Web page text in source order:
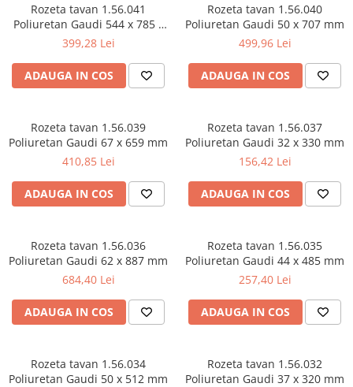
Cadru de arc
Fronton
Panouri pentru tavan
Cadre de ușă
Ornamente de colț
Accesorii profile decorative
Parchet
Rozeta tavan 1.56.041
Poliuretan Gaudi 544 x 785 x
48 mm
399,28 Lei
ADAUGA IN COS
Rozeta tavan 1.56.040
Poliuretan Gaudi 50 x 707 mm
499,96 Lei
ADAUGA IN COS
Rozeta tavan 1.56.039
Poliuretan Gaudi 67 x 659 mm
410,85 Lei
ADAUGA IN COS
Rozeta tavan 1.56.037
Poliuretan Gaudi 32 x 330 mm
156,42 Lei
ADAUGA IN COS
Rozeta tavan 1.56.036
Poliuretan Gaudi 62 x 887 mm
684,40 Lei
ADAUGA IN COS
Rozeta tavan 1.56.035
Poliuretan Gaudi 44 x 485 mm
257,40 Lei
ADAUGA IN COS
Rozeta tavan 1.56.034
Poliuretan Gaudi 50 x 512 mm
Rozeta tavan 1.56.032
Poliuretan Gaudi 37 x 320 mm